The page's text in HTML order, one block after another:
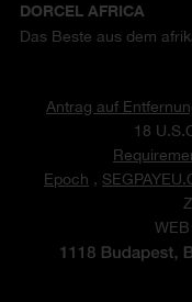
DORCEL AFRICA
Das Beste aus dem
Antrag auf
18
Epoch ,